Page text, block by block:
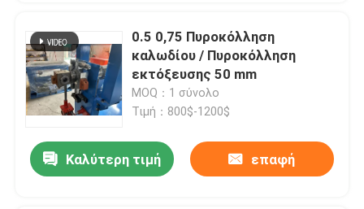
0.5 0,75 Πυροκόλληση
καλωδίου / Πυροκόλληση
εκτόξευσης 50 mm
MOQ：1 σύνολο
Τιμή：800$-1200$
Καλύτερη τιμή επαφή